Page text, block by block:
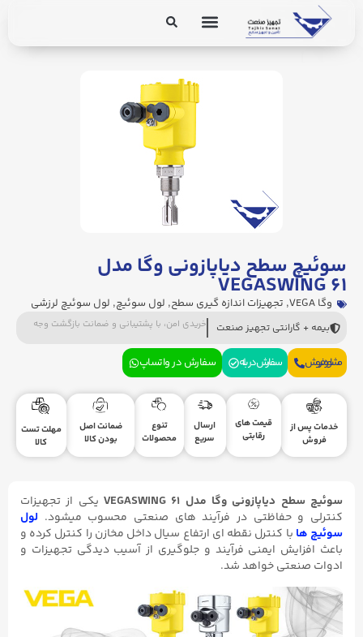
سوئیچ سطح دیاپازونی وگا مدل
VEGASWING ۶۱
وگا VEGA , تجهیزات اندازه گیری سطح, لول سوئیچ, لول سوئیچ لرزشی
بیمه + گارانتی تجهیز صنعت خریدی امن، با پشتیبانی و ضمانت بازگشت وجه
مشاوره فروش سفارش در بله سفارش در واتساپ
خدمات پس از
فروش
قیمت های
رقابتی
ارسال
سریع
تنوع
محصولات
ضمانت اصل
بودن کالا
مهلت تست
کالا
سوئیچ سطح دیاپازونی وگا مدل VEGASWING ۶۱
یکی از تجهیزات
کنترلی و حفاظتی در فرآیند های صنعتی محسوب میشود. لول
سوئیچ ها با کنترل نقطه ای ارتفاع سیال داخل مخازن را کنترل کرده و
باعث افزایش ایمنی فرآیند و جلوگیری از آسیب دیدگی تجهیزات و
ادوات صنعتی خواهد شد.